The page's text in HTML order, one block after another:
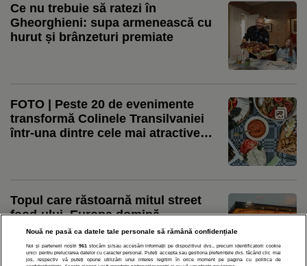
Ce nu trebuie să ratezi în
Gheorghieni: supa armenească cu
hurut și brânzeturi premiate
FOTO | Peste 20 de evenimente
transformă Colinele Transilvaniei
într-una dintre cele mai atractive
Topul care răstoarnă mitul street
food-ului. Europa domină
clasamentul mondial
Nouă ne pasă ca datele tale personale să rămână confidențiale
Noi și partenerii noștri 961 stocăm și/sau accesăm informații pe dispozitivul dvs., precum identificatorii cookie
unici pentru prelucrarea datelor cu caracter personal. Puteți accepta sau gestiona preferințele dvs. făcând clic mai
jos, respectiv vă puteți opune utilizării unui interes legitim în orice moment pe pagina cu politica de